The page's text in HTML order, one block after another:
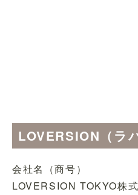
LOVERSION（ラ
会社名（商号）
LOVERSION TOKYO株